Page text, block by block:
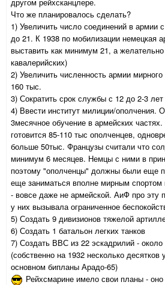
Что же планировалось сделать?
1) Увеличить число соединений в армии
до 21. К 1938 по мобилизации немецкая
выставить как минимум 21, а
кавалерийских)
2) Увеличить численность армии
160 тыс.
3) Сократить срок службы с 12 до 2-3
4) Ввести институт милиции/ополчения.
3месячное обучение в армейских
готовится 85-110 тыс ополченцев,
больше 50тыс. Французы считали что
минимум 6 месяцев. Немцы с ними в
поэтому "ополченцы" должны были еще
еще заниматься вполне мирным спортом
- вовсе даже не армейской. АиФ про эту
у них вызывала ограниченное
5) Создать 9 дивизионов тяжелой
6) Создать 1 батальон легких танков
7) Создать ВВС из 22 эскадрилий -
(собственно на 1932 несколько
основном бипланы Арадо-65)
Рейхсмарине имело свои планы -